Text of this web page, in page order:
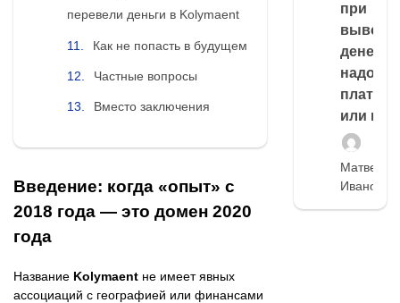
перевели деньги в Kolymaent
Как не попасть в будущем
Частные вопросы
Вместо заключения
Введение: когда «опыт» с
2018 года — это домен 2020
года
Название Kolymaent не имеет явных
ассоциаций с географией или финансами
при
выводе
денег,
надо
платить
или
Матвей
Иванов